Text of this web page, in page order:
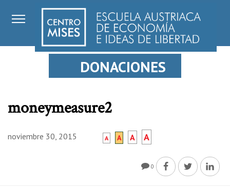
DONACIONES
moneymeasure2
noviembre 30, 2015 A A A A
0